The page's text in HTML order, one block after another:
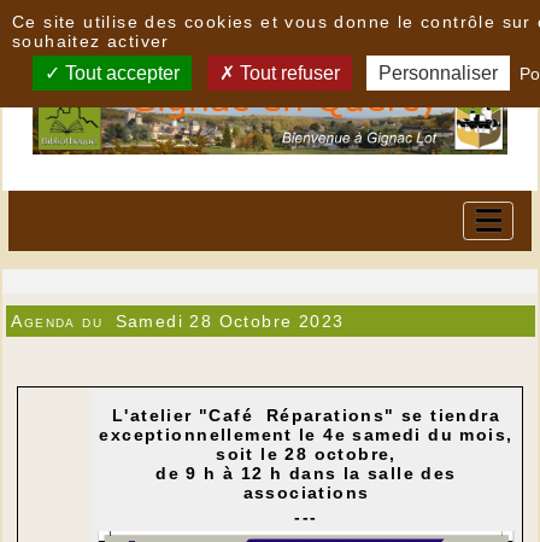
Agenda du Samedi 28 Octobre 2023
L'atelier "Café Réparations" se tiendra
exceptionnellement le 4e samedi du mois,
soit le 28 octobre,
de 9 h à 12 h dans la salle des
associations
---
Ce site utilise des cookies et vous donne le contrôle sur
souhaitez activer
Tout accepter Tout refuser Personnaliser